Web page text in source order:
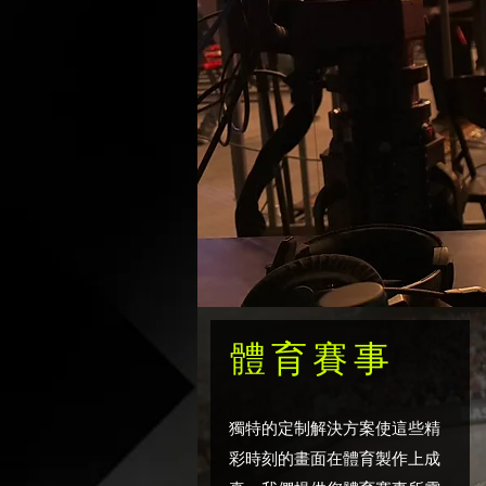
體育賽事
獨特的定制解決方案使這些精
彩時刻的畫面在體育製作上成